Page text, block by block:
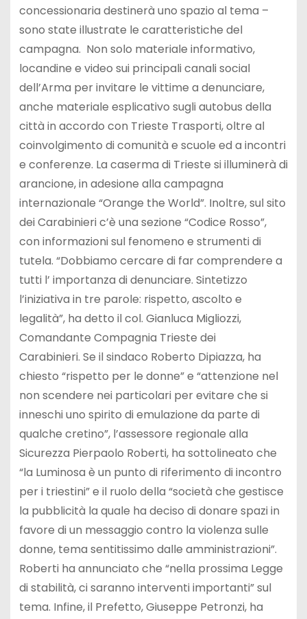
concessionaria destinerà uno spazio al tema –
sono state illustrate le caratteristiche del
campagna. Non solo materiale informativo,
locandine e video sui principali canali social
dell’Arma per invitare le vittime a denunciare,
anche materiale esplicativo sugli autobus della
città in accordo con Trieste Trasporti, oltre al
coinvolgimento di comunità e scuole ed a incontri
e conferenze. La caserma di Trieste si illuminerà di
arancione, in adesione alla campagna
internazionale “Orange the World”. Inoltre, sul sito
dei Carabinieri c’è una sezione “Codice Rosso”,
con informazioni sul fenomeno e strumenti di
tutela. “Dobbiamo cercare di far comprendere a
tutti l’ importanza di denunciare. Sintetizzo
l’iniziativa in tre parole: rispetto, ascolto e
legalità”, ha detto il col. Gianluca Migliozzi,
Comandante Compagnia Trieste dei
Carabinieri. Se il sindaco Roberto Dipiazza, ha
chiesto “rispetto per le donne” e “attenzione nel
non scendere nei particolari per evitare che si
inneschi uno spirito di emulazione da parte di
qualche cretino”, l’assessore regionale alla
Sicurezza Pierpaolo Roberti, ha sottolineato che
“la Luminosa è un punto di riferimento di incontro
per i triestini” e il ruolo della “società che gestisce
la pubblicità la quale ha deciso di donare spazi in
favore di un messaggio contro la violenza sulle
donne, tema sentitissimo dalle amministrazioni”.
Roberti ha annunciato che “nella prossima Legge
di stabilità, ci saranno interventi importanti” sul
tema. Infine, il Prefetto, Giuseppe Petronzi, ha